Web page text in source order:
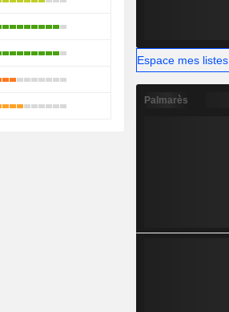
Espace mes listes
Palmarès